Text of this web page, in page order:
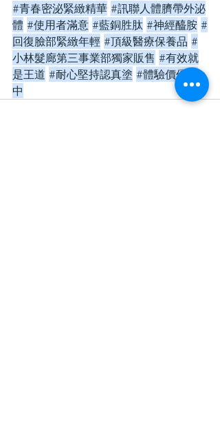
#青春密泌緊緻精華 #訊聯人體臍帶外泌
體 #使用者滿意 #藍銅胜肽 #神經醯胺 #
回復臉部緊緻年輕 #頂級醫療保養品 #
小林髮廊第三事業部獨家販售 #有效就
是王道 #耐心堅持認真塗 #體驗價優惠
中